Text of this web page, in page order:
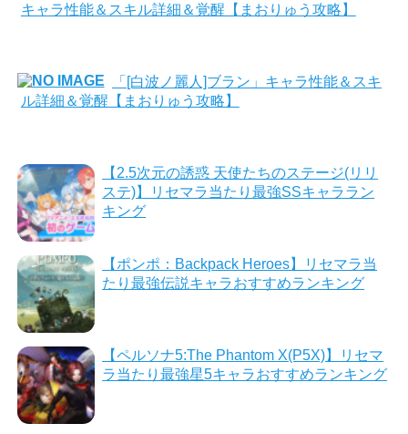
キャラ性能＆スキル詳細＆覚醒【まおりゅう攻略】
「[白波ノ麗人]ブラン」キャラ性能＆スキ
ル詳細＆覚醒【まおりゅう攻略】
【2.5次元の誘惑 天使たちのステージ(リリ
ステ)】リセマラ当たり最強SSキャララン
キング
【ポンポ：Backpack Heroes】リセマラ当
たり最強伝説キャラおすすめランキング
【ペルソナ5:The Phantom X(P5X)】リセマ
ラ当たり最強星5キャラおすすめランキング